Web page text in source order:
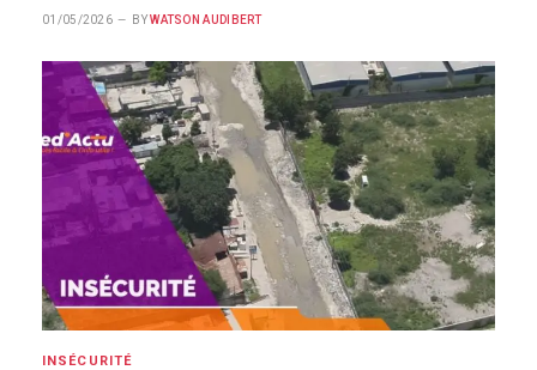
01/05/2026 BY WATSON AUDIBERT
INSÉCURITÉ